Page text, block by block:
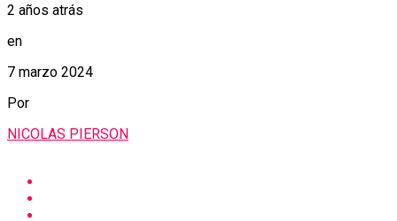
2 años atrás
en
7 marzo 2024
Por
NICOLAS PIERSON